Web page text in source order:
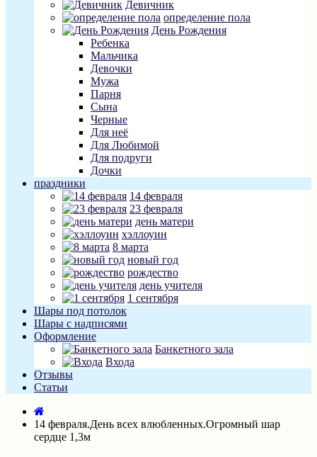
Девичник
определение пола
День Рождения
Ребенка
Мальчика
Девочки
Мужа
Парня
Сына
Черные
Для неё
Для Любимой
Для подруги
Дочки
праздники
14 февраля
23 февраля
день матери
хэллоуин
8 марта
новый год
рождество
день учителя
1 сентября
Шары под потолок
Шары с надписями
Оформление
Банкетного зала
Входа
Отзывы
Статьи
14 февраля.День всех влюбленных.Огромный шар
сердце 1,3м